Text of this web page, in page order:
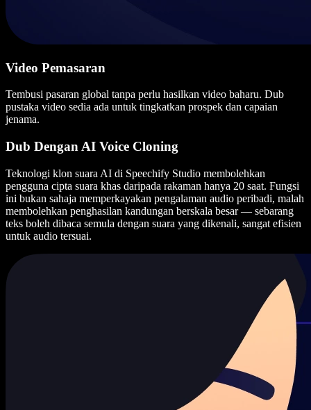
Video Pemasaran
Tembusi pasaran global tanpa perlu hasilkan video baharu. Dub
pustaka video sedia ada untuk tingkatkan prospek dan capaian
jenama.
Dub Dengan AI Voice Cloning
Teknologi klon suara AI di Speechify Studio membolehkan
pengguna cipta suara khas daripada rakaman hanya 20 saat. Fungsi
ini bukan sahaja memperkayakan pengalaman audio peribadi, malah
membolehkan penghasilan kandungan berskala besar — sebarang
teks boleh dibaca semula dengan suara yang dikenali, sangat efisien
untuk audio tersuai.